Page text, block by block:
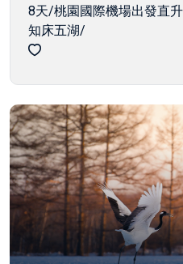
8天/桃園國際機場出發直
知床五湖/